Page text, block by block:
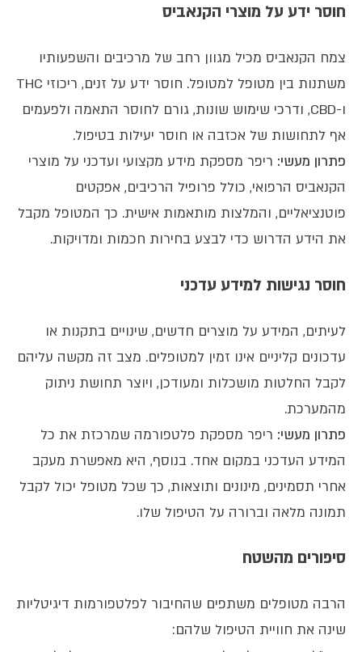
חוסר ידע על מוצרי הקנאביס
צמח הקנאביס מכיל מגוון רחב של מרכיבים והשפעותיו
משתנות בין מטופל למטופל. חוסר ידע על זנים, ריכוזי THC
ו-CBD, ודרכי שימוש שונות, גורם לחוסר התאמה ולפעמים
אף לתחושות של אכזבה או חוסר יעילות בטיפול.
פתרון מעשי: ריפר מספקת מידע מקצועי ועדכני על מוצרי
הקנאביס הרפואי, כולל פרופיל הרכיבים, אפקטים
פוטנציאליים, והמלצות מותאמות אישית. כך המטופל מקבל
את הידע הדרוש כדי לבצע בחירות חכמות ומדויקות.
חוסר נגישות למידע עדכני
לעיתים, המידע על מוצרים חדשים, שינויים בתקנות או
עדכונים קליניים אינו זמין למטופלים. מצב זה מקשה עליהם
לקבל החלטות מושכלות ומעודכן, ויוצר תחושת ניתוק
מהמערכת.
פתרון מעשי: ריפר מספקת פלטפורמה שמרכזת את כל
המידע העדכני במקום אחד. בנוסף, היא מאפשרת מעקב
אחרי תסמינים, מינונים ותוצאות, כך שכל מטופל יכול לקבל
תמונה מלאה וברורה על הטיפול שלו.
סיפורים מהשטח
הרבה מטופלים משתפים שהחיבור לפלטפורמות דיגיטליות
שינה את חוויית הטיפול שלהם: